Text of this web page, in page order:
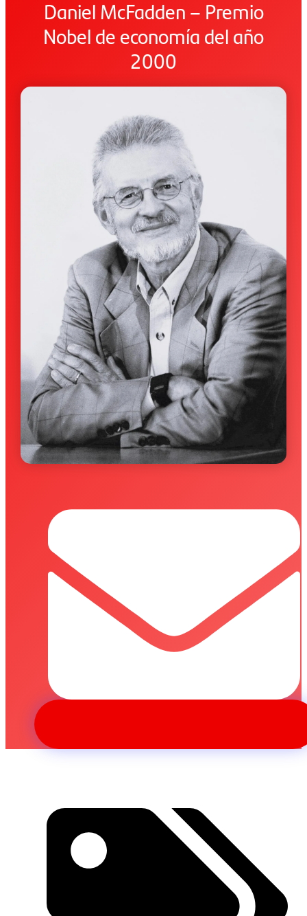
Daniel McFadden – Premio
Nobel de economía del año
2000